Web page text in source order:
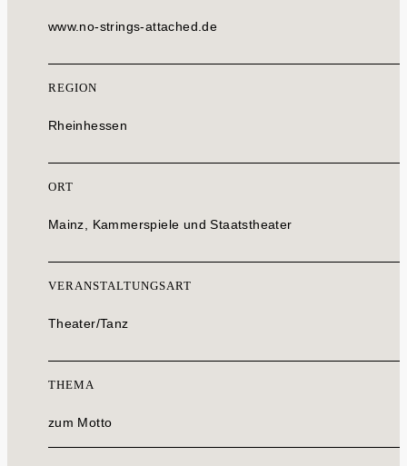
www.no-strings-attached.de
REGION
Rheinhessen
ORT
Mainz, Kammerspiele und Staatstheater
VERANSTALTUNGSART
Theater/Tanz
THEMA
zum Motto